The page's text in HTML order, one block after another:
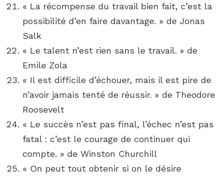
« La récompense du travail bien fait, c’est la
possibilité d’en faire davantage. » de Jonas
Salk
« Le talent n’est rien sans le travail. » de
Emile Zola
« Il est difficile d’échouer, mais il est pire de
n’avoir jamais tenté de réussir. » de Theodore
Roosevelt
« Le succès n’est pas final, l’échec n’est pas
fatal : c’est le courage de continuer qui
compte. » de Winston Churchill
« On peut tout obtenir si on le désire